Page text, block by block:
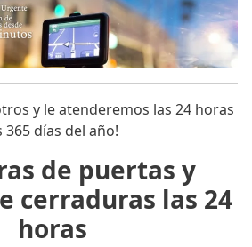
y le atenderemos las 24 horas
365 días del año!
de puertas y
cerraduras las 24
horas